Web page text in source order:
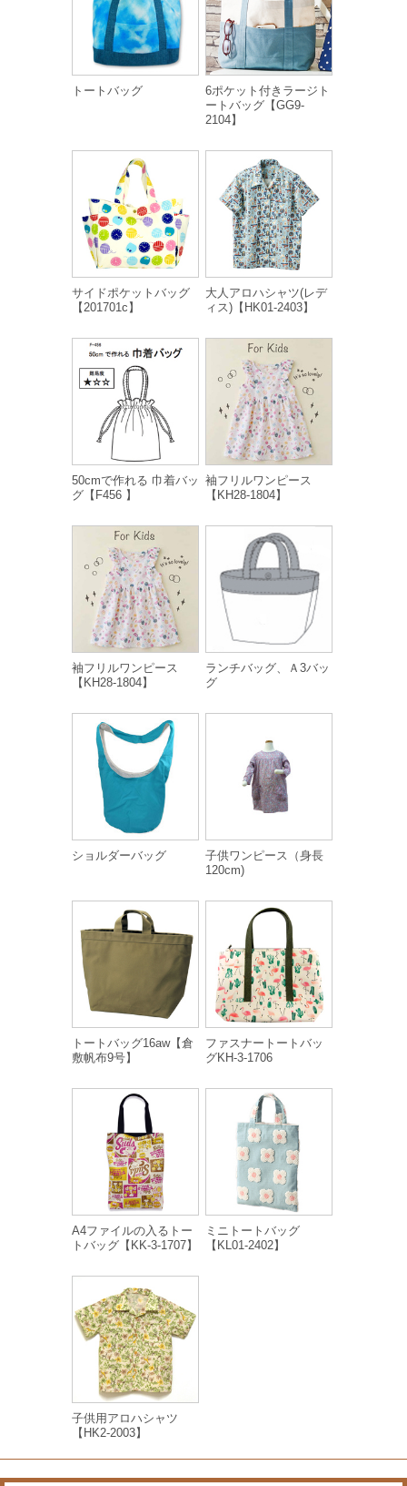
トートバッグ
6ポケット付きラージト
ートバッグ【GG9-
2104】
サイドポケットバッグ
【201701c】
大人アロハシャツ(レデ
ィス)【HK01-2403】
50cmで作れる 巾着バッ
グ【F456 】
袖フリルワンピース
【KH28-1804】
袖フリルワンピース
【KH28-1804】
ランチバッグ、Ａ3バッ
グ
ショルダーバッグ
子供ワンピース（身長
120cm)
トートバッグ16aw【倉
敷帆布9号】
ファスナートートバッ
グKH-3-1706
A4ファイルの入るトー
トバッグ【KK-3-1707】
ミニトートバッグ
【KL01-2402】
子供用アロハシャツ
【HK2-2003】